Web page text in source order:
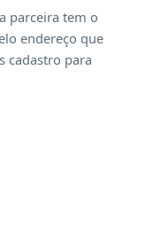
parceira tem o
endereço que
cadastro para